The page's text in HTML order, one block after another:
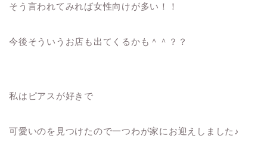
そう言われてみれば女性向けが多い！！
今後そういうお店も出てくるかも＾＾？？
私はピアスが好きで
可愛いのを見つけたので一つわが家にお迎えしました♪